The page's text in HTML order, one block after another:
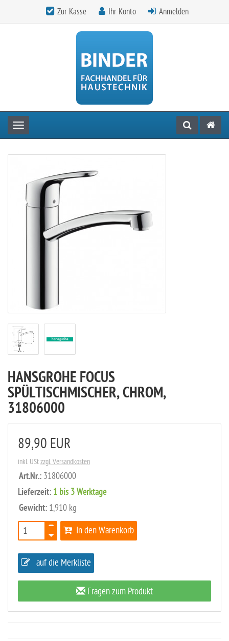
Zur Kasse Ihr Konto Anmelden
Toggle navigation
HANSGROHE FOCUS
SPÜLTISCHMISCHER, CHROM,
31806000
89,90 EUR
inkl. UStzzgl. Versandkosten
Art.Nr.: 31806000
Lieferzeit: 1 bis 3 Werktage
Gewicht: 1,910 kg
In den Warenkorb
auf die Merkliste
Fragen zum Produkt